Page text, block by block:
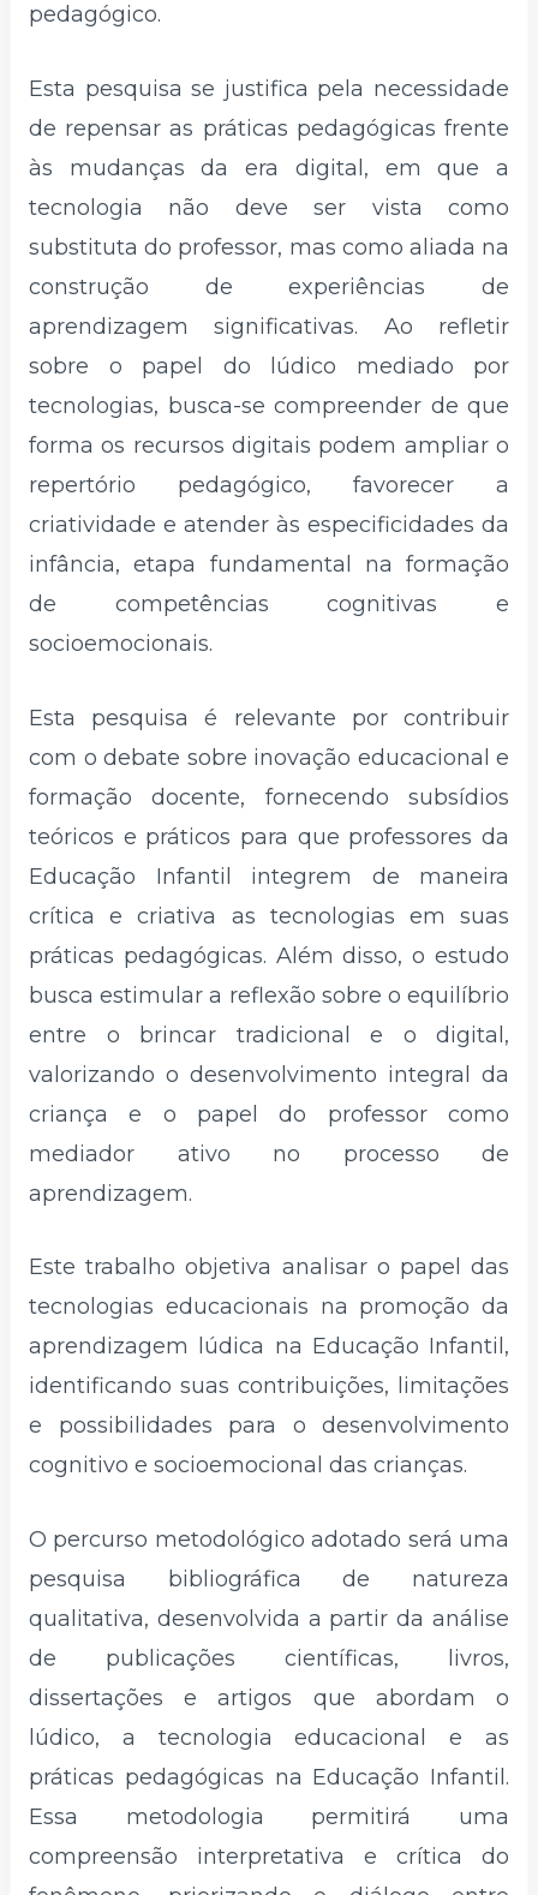
pedagógico.
Esta pesquisa se justifica pela necessidade
de repensar as práticas pedagógicas frente
às mudanças da era digital, em que a
tecnologia não deve ser vista como
substituta do professor, mas como aliada na
construção de experiências de
aprendizagem significativas. Ao refletir
sobre o papel do lúdico mediado por
tecnologias, busca-se compreender de que
forma os recursos digitais podem ampliar o
repertório pedagógico, favorecer a
criatividade e atender às especificidades da
infância, etapa fundamental na formação
de competências cognitivas e
socioemocionais.
Esta pesquisa é relevante por contribuir
com o debate sobre inovação educacional e
formação docente, fornecendo subsídios
teóricos e práticos para que professores da
Educação Infantil integrem de maneira
crítica e criativa as tecnologias em suas
práticas pedagógicas. Além disso, o estudo
busca estimular a reflexão sobre o equilíbrio
entre o brincar tradicional e o digital,
valorizando o desenvolvimento integral da
criança e o papel do professor como
mediador ativo no processo de
aprendizagem.
Este trabalho objetiva analisar o papel das
tecnologias educacionais na promoção da
aprendizagem lúdica na Educação Infantil,
identificando suas contribuições, limitações
e possibilidades para o desenvolvimento
cognitivo e socioemocional das crianças.
O percurso metodológico adotado será uma
pesquisa bibliográfica de natureza
qualitativa, desenvolvida a partir da análise
de publicações científicas, livros,
dissertações e artigos que abordam o
lúdico, a tecnologia educacional e as
práticas pedagógicas na Educação Infantil.
Essa metodologia permitirá uma
compreensão interpretativa e crítica do